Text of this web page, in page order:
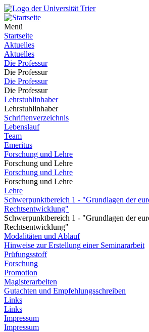
Menü
Startseite
Aktuelles
Aktuelles
Die Professur
Die Professur
Die Professur
Die Professur
Lehrstuhlinhaber
Lehrstuhlinhaber
Schriftenverzeichnis
Lebenslauf
Team
Emeritus
Forschung und Lehre
Forschung und Lehre
Forschung und Lehre
Forschung und Lehre
Lehre
Schwerpunktbereich 1 - "Grundlagen der
Rechtsentwicklung"
Schwerpunktbereich 1 - "Grundlagen der
Rechtsentwicklung"
Modalitäten und Ablauf
Hinweise zur Erstellung einer Seminararbeit
Prüfungsstoff
Forschung
Promotion
Magisterarbeiten
Gutachten und Empfehlungsschreiben
Links
Links
Impressum
Impressum